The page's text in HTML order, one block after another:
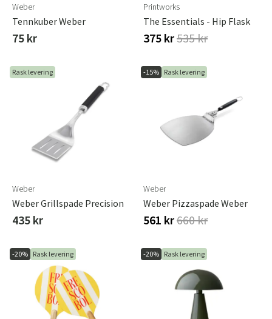
Weber
Tennkuber Weber
75 kr
Printworks
The Essentials - Hip Flask
375 kr535 kr
Rask levering
Weber
Weber Grillspade Precision
435 kr
-15% Rask levering
Weber
Weber Pizzaspade Weber
561 kr660 kr
-20% Rask levering -20% Rask levering